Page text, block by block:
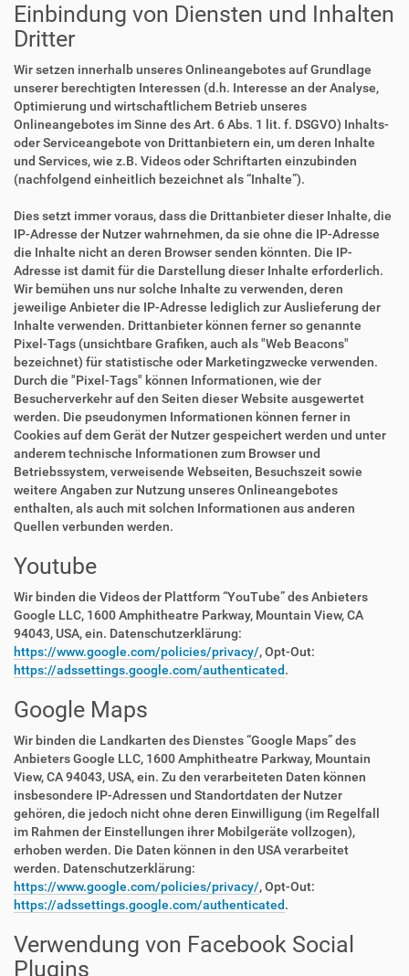
Einbindung von Diensten und Inhalten
Dritter
Wir setzen innerhalb unseres Onlineangebotes auf Grundlage
unserer berechtigten Interessen (d.h. Interesse an der Analyse,
Optimierung und wirtschaftlichem Betrieb unseres
Onlineangebotes im Sinne des Art. 6 Abs. 1 lit. f. DSGVO) Inhalts-
oder Serviceangebote von Drittanbietern ein, um deren Inhalte
und Services, wie z.B. Videos oder Schriftarten einzubinden
(nachfolgend einheitlich bezeichnet als “Inhalte”).
Dies setzt immer voraus, dass die Drittanbieter dieser Inhalte, die
IP-Adresse der Nutzer wahrnehmen, da sie ohne die IP-Adresse
die Inhalte nicht an deren Browser senden könnten. Die IP-
Adresse ist damit für die Darstellung dieser Inhalte erforderlich.
Wir bemühen uns nur solche Inhalte zu verwenden, deren
jeweilige Anbieter die IP-Adresse lediglich zur Auslieferung der
Inhalte verwenden. Drittanbieter können ferner so genannte
Pixel-Tags (unsichtbare Grafiken, auch als "Web Beacons"
bezeichnet) für statistische oder Marketingzwecke verwenden.
Durch die "Pixel-Tags" können Informationen, wie der
Besucherverkehr auf den Seiten dieser Website ausgewertet
werden. Die pseudonymen Informationen können ferner in
Cookies auf dem Gerät der Nutzer gespeichert werden und unter
anderem technische Informationen zum Browser und
Betriebssystem, verweisende Webseiten, Besuchszeit sowie
weitere Angaben zur Nutzung unseres Onlineangebotes
enthalten, als auch mit solchen Informationen aus anderen
Quellen verbunden werden.
Youtube
Wir binden die Videos der Plattform “YouTube” des Anbieters
Google LLC, 1600 Amphitheatre Parkway, Mountain View, CA
94043, USA, ein. Datenschutzerklärung:
https://www.google.com/policies/privacy/, Opt-Out:
https://adssettings.google.com/authenticated.
Google Maps
Wir binden die Landkarten des Dienstes “Google Maps” des
Anbieters Google LLC, 1600 Amphitheatre Parkway, Mountain
View, CA 94043, USA, ein. Zu den verarbeiteten Daten können
insbesondere IP-Adressen und Standortdaten der Nutzer
gehören, die jedoch nicht ohne deren Einwilligung (im Regelfall
im Rahmen der Einstellungen ihrer Mobilgeräte vollzogen),
erhoben werden. Die Daten können in den USA verarbeitet
werden. Datenschutzerklärung:
https://www.google.com/policies/privacy/, Opt-Out:
https://adssettings.google.com/authenticated.
Verwendung von Facebook Social
Plugins